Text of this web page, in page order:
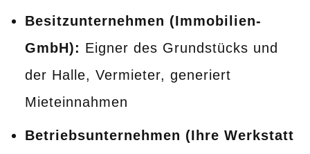
Besitzunternehmen (Immobilien-
GmbH): Eigner des Grundstücks und
der Halle, Vermieter, generiert
Mieteinnahmen
Betriebsunternehmen (Ihre Werkstatt